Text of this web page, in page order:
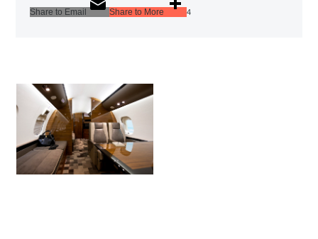
Share to Email Share to More 4